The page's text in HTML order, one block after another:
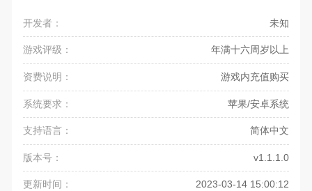
开发者： 未知
游戏评级： 年满十六周岁以上
资费说明： 游戏内充值购买
系统要求： 苹果/安卓系统
支持语言： 简体中文
版本号： v1.1.1.0
更新时间： 2023-03-14 15:00:12